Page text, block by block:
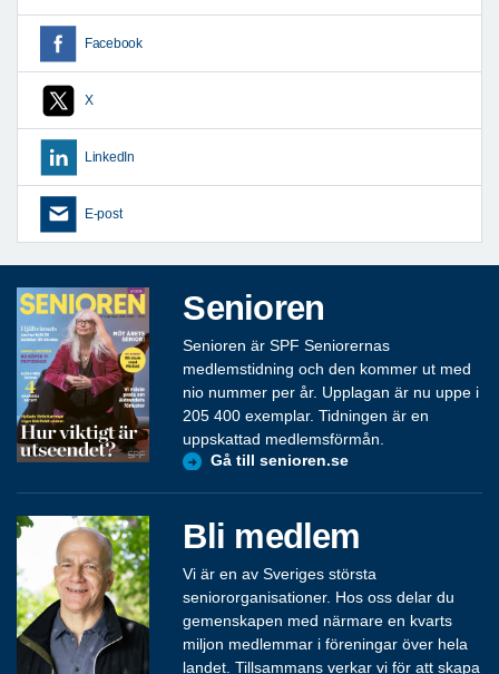
Facebook
X
LinkedIn
E-post
Senioren
Senioren är SPF Seniorernas
medlemstidning och den kommer ut med
nio nummer per år. Upplagan är nu uppe i
205 400 exemplar. Tidningen är en
uppskattad medlemsförmån.
Gå till senioren.se
Bli medlem
Vi är en av Sveriges största
seniororganisationer. Hos oss delar du
gemenskapen med närmare en kvarts
miljon medlemmar i föreningar över hela
landet. Tillsammans verkar vi för att skapa